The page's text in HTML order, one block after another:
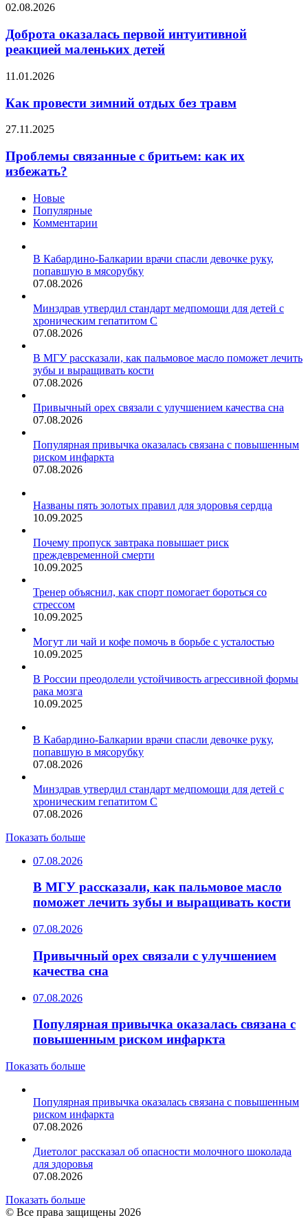
стремятся
«как
все»
Доброта
первой
интуитивной
реакцией
детей
02.08.2026
Доброта оказалась первой интуитивной
реакцией маленьких детей
Как
зимний
отдых
без
11.01.2026
Как провести зимний отдых без травм
Проблемы
с
бритьем:
как
избежать?
27.11.2025
Проблемы связанные с бритьем: как их
избежать?
Новые
Популярные
Комментарии
В Кабардино-Балкарии врачи спасли девочке руку,
попавшую в мясорубку
07.08.2026
Минздрав утвердил стандарт медпомощи для детей с
хроническим гепатитом С
07.08.2026
В МГУ рассказали, как пальмовое масло поможет лечить
зубы и выращивать кости
07.08.2026
Привычный орех связали с улучшением качества сна
07.08.2026
Популярная привычка оказалась связана с повышенным
риском инфаркта
07.08.2026
Названы пять золотых правил для здоровья сердца
10.09.2025
Почему пропуск завтрака повышает риск
преждевременной смерти
10.09.2025
Тренер объяснил, как спорт помогает бороться со
стрессом
10.09.2025
Могут ли чай и кофе помочь в борьбе с усталостью
10.09.2025
В России преодолели устойчивость агрессивной формы
рака мозга
10.09.2025
В Кабардино-Балкарии врачи спасли девочке руку,
попавшую в мясорубку
07.08.2026
Минздрав утвердил стандарт медпомощи для детей с
хроническим гепатитом С
07.08.2026
Показать больше
07.08.2026
В МГУ рассказали, как пальмовое масло
поможет лечить зубы и выращивать кости
07.08.2026
Привычный орех связали с улучшением
качества сна
07.08.2026
Популярная привычка оказалась связана с
повышенным риском инфаркта
Показать больше
Популярная привычка оказалась связана с повышенным
риском инфаркта
07.08.2026
Диетолог рассказал об опасности молочного шоколада
для здоровья
07.08.2026
Показать больше
© Все права защищены 2026